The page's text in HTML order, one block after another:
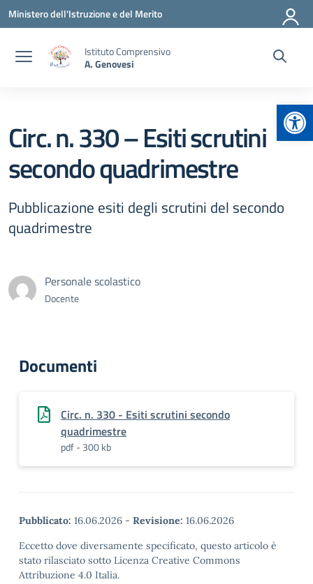
Vai ai contenuti
Vai al menu di navigazione
Vai al footer
Ministero dell'Istruzione e del Merito
Istituto Comprensivo
A. Genovesi
Circ. n. 330 – Esiti scrutini
secondo quadrimestre
Pubblicazione esiti degli scrutini del secondo
quadrimestre
Personale scolastico
Docente
Documenti
Circ. n. 330 - Esiti scrutini secondo
quadrimestre
pdf - 300 kb
Pubblicato: 16.06.2026 - Revisione: 16.06.2026
Eccetto dove diversamente specificato, questo articolo è
stato rilasciato sotto Licenza Creative Commons
Attribuzione 4.0 Italia.